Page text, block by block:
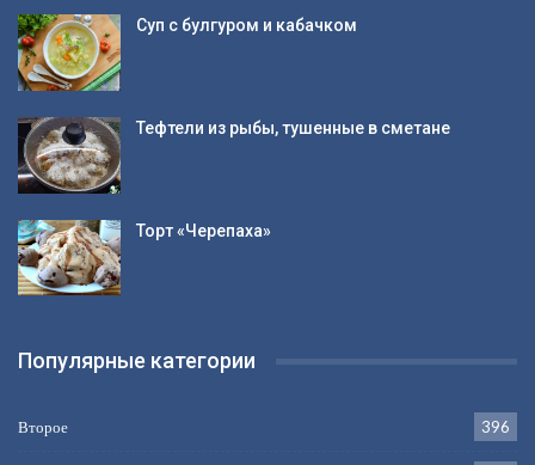
Суп с булгуром и кабачком
Тефтели из рыбы, тушенные в сметане
Торт «Черепаха»
Популярные категории
Второе 396